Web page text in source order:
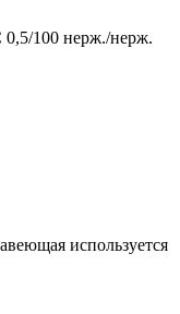
100 нерж./нерж.
используется